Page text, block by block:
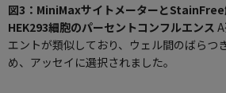
図3：MiniMaxサイトメーターとStainFree
HEK293細胞のパーセントコンフルエンス
エントが類似しており、ウェル間のばらつ
め、アッセイに選択されました。